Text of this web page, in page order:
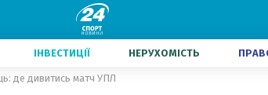
ІНВЕСТИЦІЇ НЕРУХОМІСТЬ
де дивитись матч УПЛ